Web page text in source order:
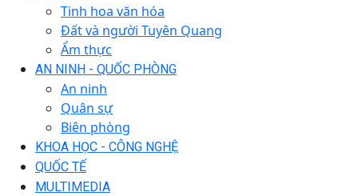
Tinh hoa văn hóa
Đất và người Tuyên Quang
Ẩm thực
AN NINH - QUỐC PHÒNG
An ninh
Quân sự
Biên phòng
KHOA HỌC - CÔNG NGHỆ
QUỐC TẾ
MULTIMEDIA